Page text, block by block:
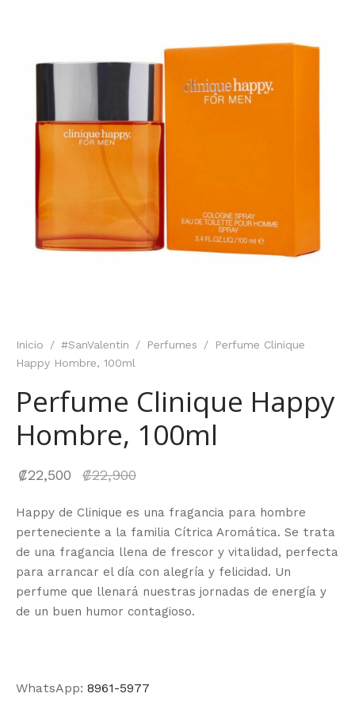
Inicio / #SanValentin / Perfumes /
Perfume Clinique
Happy Hombre, 100ml
Perfume Clinique Happy
Hombre, 100ml
₡22,500 ₡22,900
actual
es:
₡22,500.
Happy de Clinique es una fragancia para hombre
perteneciente a la familia Cítrica Aromática. Se trata
de una fragancia llena de frescor y vitalidad, perfecta
para arrancar el día con alegría y felicidad. Un
perfume que llenará nuestras jornadas de energía y
de un buen humor contagioso.
WhatsApp: 8961-5977